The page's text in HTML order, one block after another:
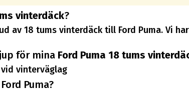
vinterdäck?
av 18 tums vinterdäck till Ford Puma. Vi
för mina Ford Puma 18 tums
vinterväglag
Puma?